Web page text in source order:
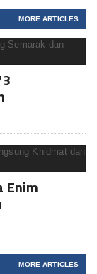
MORE ARTICLES
Enim
MORE ARTICLES